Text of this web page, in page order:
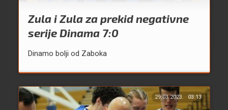
Zula i Zula za prekid negativne
serije Dinama 7:0
Dinamo bolji od Zaboka
29.03.2023. 03:13